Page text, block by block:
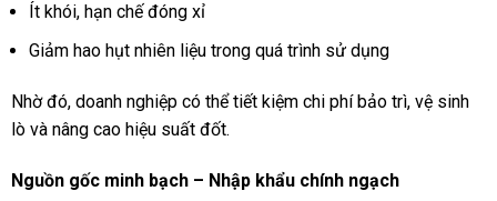
Ít khói, hạn chế đóng xỉ
Giảm hao hụt nhiên liệu trong quá trình sử dụng
Nhờ đó, doanh nghiệp có thể tiết kiệm chi phí bảo trì, vệ sinh
lò và nâng cao hiệu suất đốt.
Nguồn gốc minh bạch – Nhập khẩu chính ngạch